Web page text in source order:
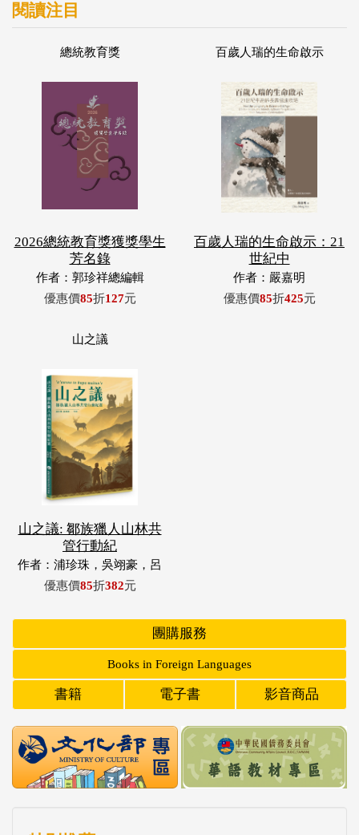
閱讀注目
總統教育獎
2026總統教育獎獲獎學生
芳名錄
作者：郭珍祥總編輯
優惠價85折127元
百歲人瑞的生命啟示
百歲人瑞的生命啟示：21
世紀中
作者：嚴嘉明
優惠價85折425元
山之議
山之議: 鄒族獵人山林共
管行動紀
作者：浦珍珠，吳翊豪，呂
翊齊，張惠東，許玉青，王
優惠價85折382元
團購服務
Books in Foreign Languages
書籍 電子書 影音商品